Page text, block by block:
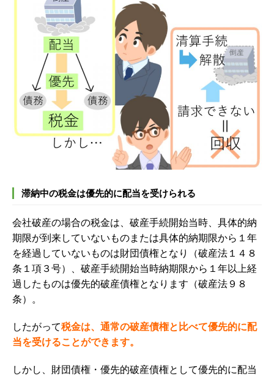
滞納中の税金は優先的に配当を受けられる
会社破産の場合の税金は、破産手続開始当時、具体的納
期限が到来していないものまたは具体的納期限から１年
を経過していないものは財団債権となり（破産法１４８
条１項３号）、破産手続開始当時納期限から１年以上経
過したものは優先的破産債権となります（破産法９８
条）。
したがって税金は、通常の破産債権と比べて優先的に配
当を受けることができます。
しかし、財団債権・優先的破産債権として優先的に配当